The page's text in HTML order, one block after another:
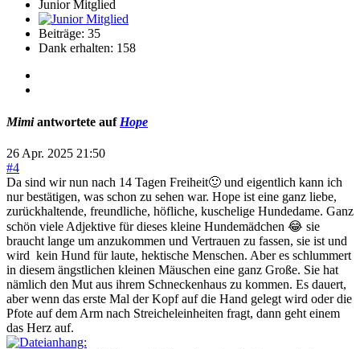
Junior Mitglied
Beiträge: 35
Dank erhalten: 158
Mimiantwortete auf Hope
26 Apr. 2025 21:50
#4
Da sind wir nun nach 14 Tagen Freiheit🙂 und eigentlich kann ich
nur bestätigen, was schon zu sehen war. Hope ist eine ganz liebe,
zurückhaltende, freundliche, höfliche, kuschelige Hundedame. Ganz
schön viele Adjektive für dieses kleine Hundemädchen 😂 sie
braucht lange um anzukommen und Vertrauen zu fassen, sie ist und
wird kein Hund für laute, hektische Menschen. Aber es schlummert
in diesem ängstlichen kleinen Mäuschen eine ganz Große. Sie hat
nämlich den Mut aus ihrem Schneckenhaus zu kommen. Es dauert,
aber wenn das erste Mal der Kopf auf die Hand gelegt wird oder die
Pfote auf dem Arm nach Streicheleinheiten fragt, dann geht einem
das Herz auf.